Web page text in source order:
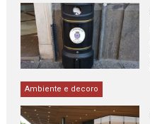
Ambiente e decoro